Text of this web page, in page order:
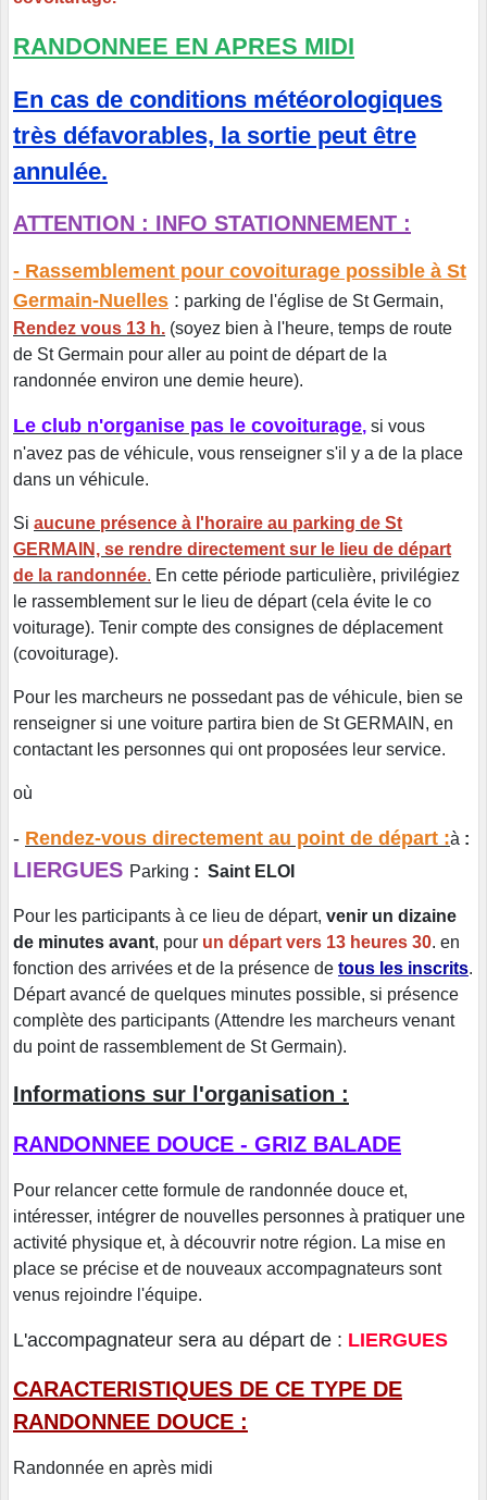
RANDONNEE EN APRES MIDI
En cas de conditions météorologiques
très défavorables, la sortie peut être
annulée.
ATTENTION : INFO STATIONNEMENT :
- Rassemblement pour covoiturage possible à St
Germain-Nuelles : parking de l'église de St Germain,
Rendez vous 13 h. (soyez bien à l'heure, temps de route
de St Germain pour aller au point de départ de la
randonnée environ une demie heure).
Le club n'organise pas le covoiturage, si vous
n'avez pas de véhicule, vous renseigner s'il y a de la place
dans un véhicule.
Si aucune présence à l'horaire au parking de St
GERMAIN, se rendre directement sur le lieu de départ
de la randonnée. En cette période particulière, privilégiez
le rassemblement sur le lieu de départ (cela évite le co
voiturage). Tenir compte des consignes de déplacement
(covoiturage).
Pour les marcheurs ne possedant pas de véhicule, bien se
renseigner si une voiture partira bien de St GERMAIN, en
contactant les personnes qui ont proposées leur service.
où
- Rendez-vous directement au point de départ :à :
LIERGUES Parking : Saint ELOI
Pour les participants à ce lieu de départ, venir un dizaine
de minutes avant, pour un départ vers 13 heures 30. en
fonction des arrivées et de la présence de tous les inscrits.
Départ avancé de quelques minutes possible, si présence
complète des participants (Attendre les marcheurs venant
du point de rassemblement de St Germain).
Informations sur l'organisation :
RANDONNEE DOUCE - GRIZ BALADE
Pour relancer cette formule de randonnée douce et,
intéresser, intégrer de nouvelles personnes à pratiquer une
activité physique et, à découvrir notre région. La mise en
place se précise et de nouveaux accompagnateurs sont
venus rejoindre l'équipe.
L'accompagnateur sera au départ de : LIERGUES
CARACTERISTIQUES DE CE TYPE DE
RANDONNEE DOUCE :
Randonnée en après midi